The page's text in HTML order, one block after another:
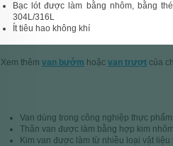
Bạc lót được làm bằng nhôm, bằng
304L/316L
Ít tiêu hao không khí
Xem thêm van bướm hoặc van trượt của
Van dùng trong công nghiệp thực
Thân van được làm bằng hợp kim nhôm
Kim van được làm từ nhiều loại vật